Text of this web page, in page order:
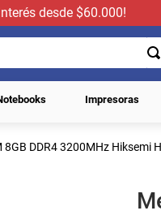
desde $60.000!
Impresoras
8GB DDR4 3200MHz Hiksemi